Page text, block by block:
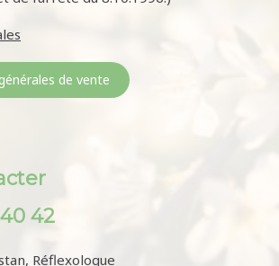
de vente
42
Réflexologue